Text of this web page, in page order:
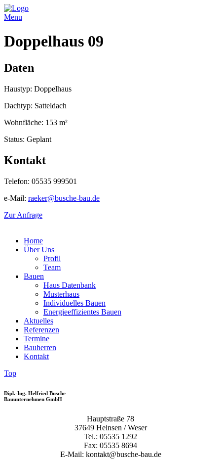
Menu
Doppelhaus 09
Daten
Haustyp: Doppelhaus
Dachtyp: Satteldach
Wohnfläche: 153 m²
Status: Geplant
Kontakt
Telefon: 05535 999501
e-Mail: raeker@busche-bau.de
Zur Anfrage
Home
Über Uns
Profil
Team
Bauen
Haus Datenbank
Musterhaus
Individuelles Bauen
Energieeffizientes Bauen
Aktuelles
Referenzen
Termine
Bauherren
Kontakt
Top
Dipl.-Ing. Helfried Busche
Bauunternehmen GmbH
Hauptstraße 78
37649 Heinsen / Weser
Tel.: 05535 1292
Fax: 05535 8694
E-Mail: kontakt@busche-bau.de